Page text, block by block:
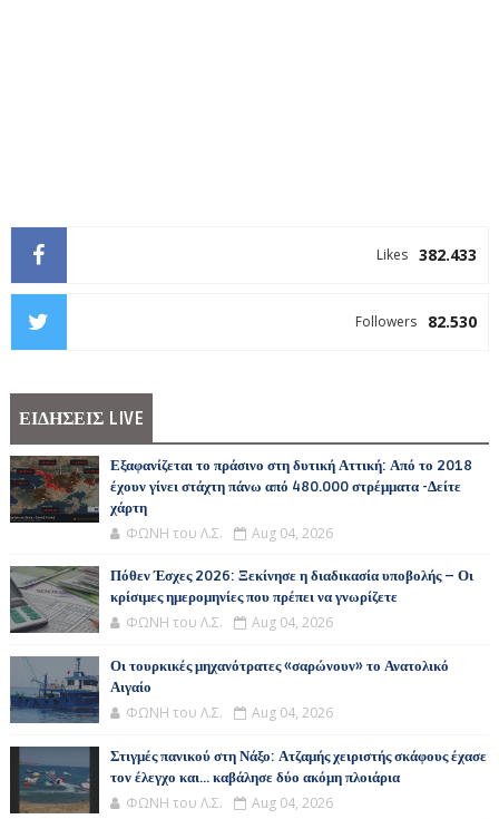
382.433
Likes
82.530
Followers
ΕΙΔΗΣΕΙΣ LIVE
Εξαφανίζεται το πράσινο στη δυτική Αττική: Από το 2018
έχουν γίνει στάχτη πάνω από 480.000 στρέμματα -Δείτε
χάρτη
ΦΩΝΗ του Λ.Σ. Aug 04, 2026
Πόθεν Έσχες 2026: Ξεκίνησε η διαδικασία υποβολής – Οι
κρίσιμες ημερομηνίες που πρέπει να γνωρίζετε
ΦΩΝΗ του Λ.Σ. Aug 04, 2026
Οι τουρκικές μηχανότρατες «σαρώνουν» το Ανατολικό
Αιγαίο
ΦΩΝΗ του Λ.Σ. Aug 04, 2026
Στιγμές πανικού στη Νάξο: Ατζαμής χειριστής σκάφους έχασε
τον έλεγχο και... καβάλησε δύο ακόμη πλοιάρια
ΦΩΝΗ του Λ.Σ. Aug 04, 2026